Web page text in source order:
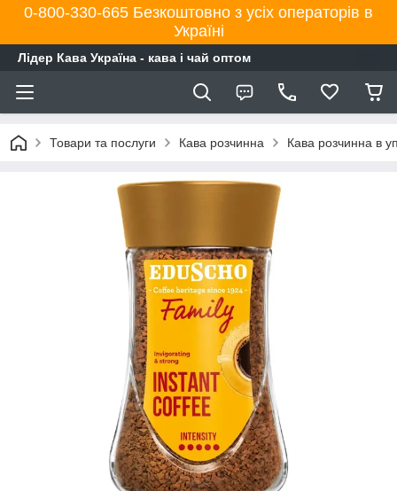
0-800-330-665 Безкоштовно з усіх операторів в
Україні
Лідер Кава Україна - кава і чай оптом
Товари та послуги Кава розчинна Кава розчинна в